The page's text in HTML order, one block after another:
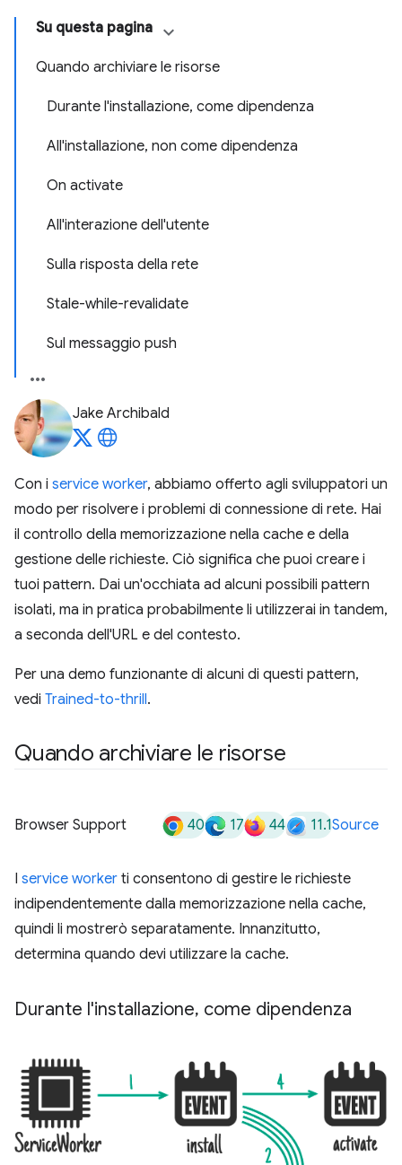
Su questa pagina
Quando archiviare le risorse
Durante l'installazione, come dipendenza
All'installazione, non come dipendenza
On activate
All'interazione dell'utente
Sulla risposta della rete
Stale-while-revalidate
Sul messaggio push
Jake Archibald
Con i service worker, abbiamo offerto agli sviluppatori un
modo per risolvere i problemi di connessione di rete. Hai
il controllo della memorizzazione nella cache e della
gestione delle richieste. Ciò significa che puoi creare i
tuoi pattern. Dai un'occhiata ad alcuni possibili pattern
isolati, ma in pratica probabilmente li utilizzerai in tandem,
a seconda dell'URL e del contesto.
Per una demo funzionante di alcuni di questi pattern,
vedi Trained-to-thrill.
Quando archiviare le risorse
Browser Support 40 17 44 11.1Source
I service worker ti consentono di gestire le richieste
indipendentemente dalla memorizzazione nella cache,
quindi li mostrerò separatamente. Innanzitutto,
determina quando devi utilizzare la cache.
Durante l'installazione, come dipendenza